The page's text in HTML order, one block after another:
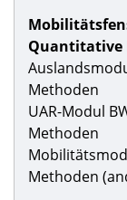
Quantitative
Methoden
UAR-Modul
Methoden
Methoden